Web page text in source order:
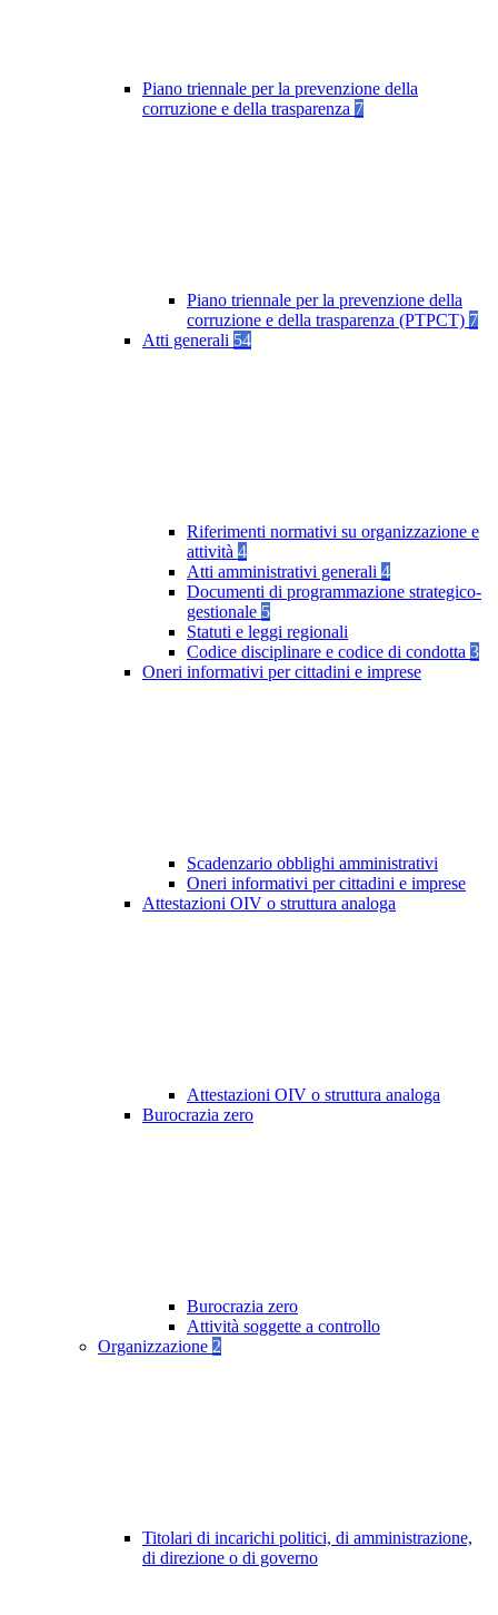
Piano triennale per la prevenzione della
corruzione e della trasparenza 7
Piano triennale per la prevenzione della
corruzione e della trasparenza (PTPCT) 7
Atti generali 54
Riferimenti normativi su organizzazione e
attività 4
Atti amministrativi generali 4
Documenti di programmazione strategico-
gestionale 5
Statuti e leggi regionali
Codice disciplinare e codice di condotta 3
Oneri informativi per cittadini e imprese
Scadenzario obblighi amministrativi
Oneri informativi per cittadini e imprese
Attestazioni OIV o struttura analoga
Attestazioni OIV o struttura analoga
Burocrazia zero
Burocrazia zero
Attività soggette a controllo
Organizzazione 2
Titolari di incarichi politici, di amministrazione,
di direzione o di governo